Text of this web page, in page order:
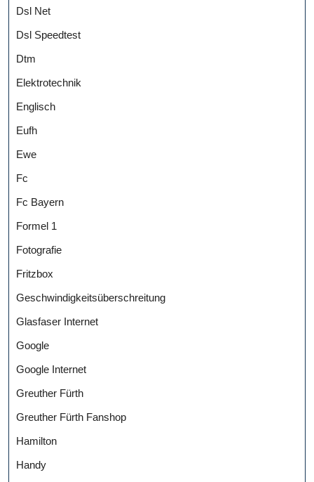
Dsl Net
Dsl Speedtest
Dtm
Elektrotechnik
Englisch
Eufh
Ewe
Fc
Fc Bayern
Formel 1
Fotografie
Fritzbox
Geschwindigkeitsüberschreitung
Glasfaser Internet
Google
Google Internet
Greuther Fürth
Greuther Fürth Fanshop
Hamilton
Handy